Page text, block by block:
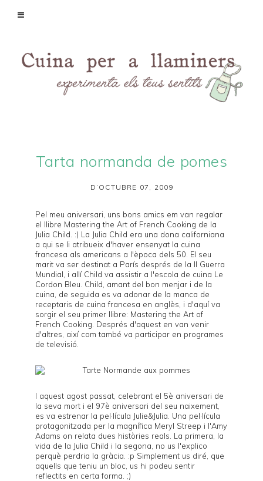
Tarta normanda de pomes
D’OCTUBRE 07, 2009
Pel meu aniversari , uns bons amics em van regalar
el llibre Mastering the Art of French Cooking de la
Julia Child. :) La Julia Child era una dona californiana
a qui se li atribueix d'haver ensenyat la cuina
francesa als americans a l'època dels 50. El seu
marit va ser destinat a París després de la II Guerra
Mundial, i allí Child va assistir a l'escola de cuina Le
Cordon Bleu . Child, amant del bon menjar i de la
cuina, de seguida es va adonar de la manca de
receptaris de cuina francesa en anglès, i d'aquí va
sorgir el seu primer llibre: Mastering the Art of
French Cooking . Després d'aquest en van venir
d'altres, així com també va participar en programes
de televisió.
I aquest agost passat, celebrant el 5è aniversari de
la seva mort i el 97è aniversari del seu naixement,
es va estrenar la pel·lícula Julie&Julia . Una pel·lícula
protagonitzada per la magnífica Meryl Streep i l'Amy
Adams on relata dues històries reals. La primera, la
vida de la Julia Child i la segona, no us l'explico
perquè perdria la gràcia. :p Simplement us diré, que
aquells que teniu un bloc, us hi podeu sentir
reflectits en certa forma. ;)